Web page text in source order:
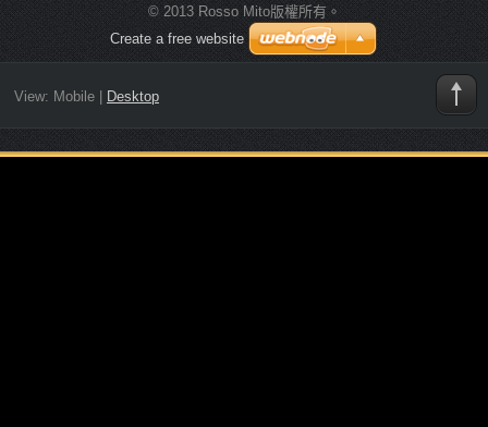
© 2013 Rosso Mito版權所有。
Create a free website
View: Mobile| Desktop